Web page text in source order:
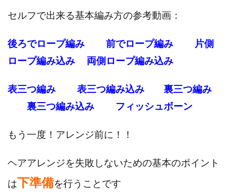
セルフで出来る基本編み方の参考動画：
後ろでロープ編み 前でロープ編み
片側
ロープ編み込み
両側ロープ編み込み
表三つ編み 表三つ編み込み
裏三つ編み
裏三つ編み込み
フィッシュボーン
もう一度！アレンジ前に！！
ヘアアレンジを失敗しないための基本のポイント
は下準備を行うことです